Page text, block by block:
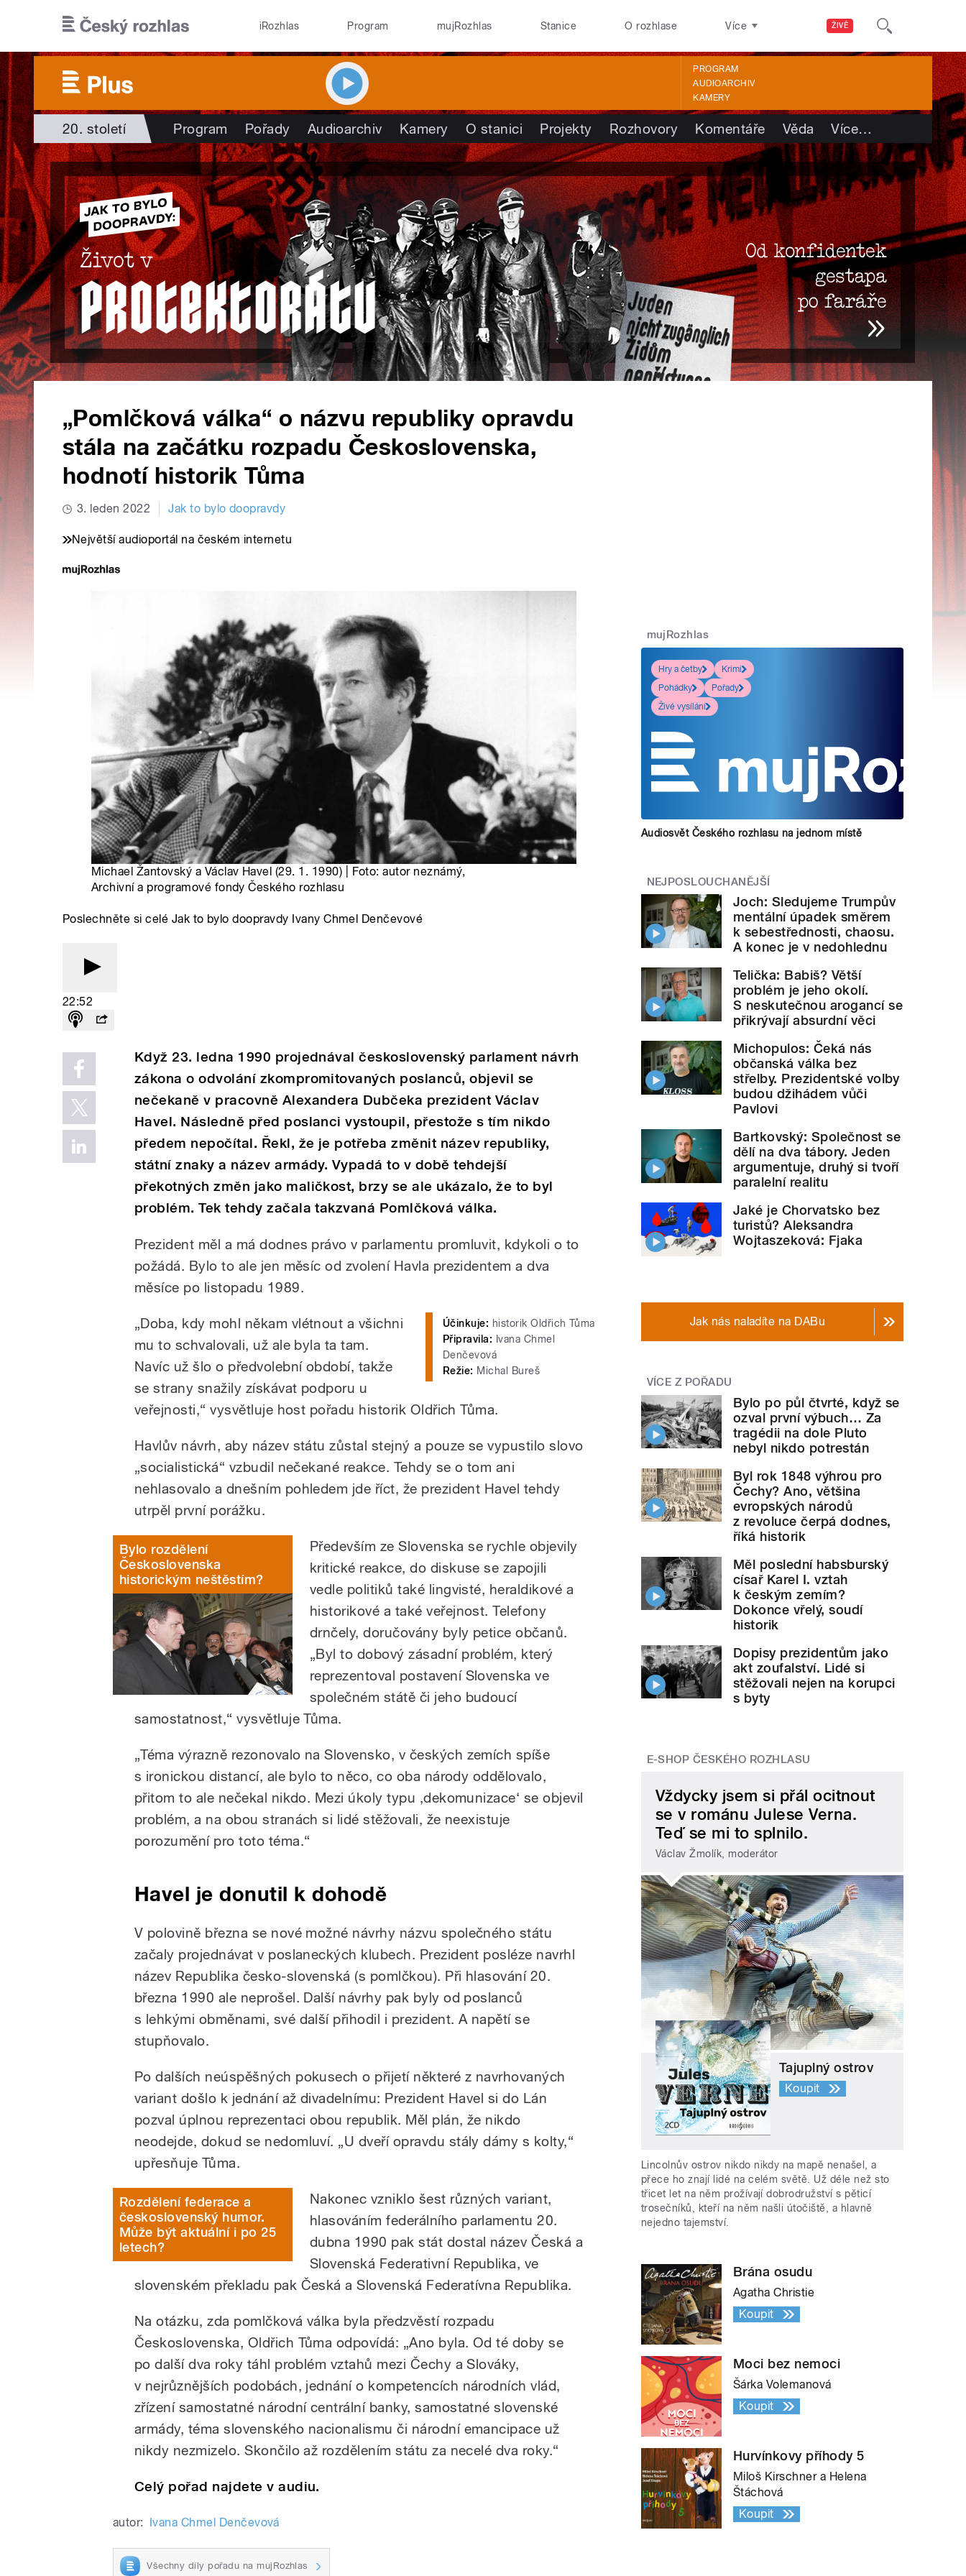
ŽIVĚ
iRozhlas Program mujRozhlas Stanice O rozhlase Více
PROGRAM
AUDIOARCHIV
KAMERY
20. století Program Pořady Audioarchiv Kamery O stanici Projekty Rozhovory Komentáře Věda Více…
„Pomlčková válka“ o názvu republiky opravdu
stála na začátku rozpadu Československa,
hodnotí historik Tůma
3. leden 2022 Jak to bylo doopravdy
Největší audioportál na českém internetu
Michael Žantovský a Václav Havel (29. 1. 1990) | Foto: autor neznámý,
Archivní a programové fondy Českého rozhlasu
Poslechněte si celé Jak to bylo doopravdy Ivany Chmel Denčevové
22:52
Když 23. ledna 1990 projednával československý parlament návrh
zákona o odvolání zkompromitovaných poslanců, objevil se
nečekaně v pracovně Alexandera Dubčeka prezident Václav
Havel. Následně před poslanci vystoupil, přestože s tím nikdo
předem nepočítal. Řekl, že je potřeba změnit název republiky,
státní znaky a název armády. Vypadá to v době tehdejší
překotných změn jako maličkost, brzy se ale ukázalo, že to byl
problém. Tek tehdy začala takzvaná Pomlčková válka.
Prezident měl a má dodnes právo v parlamentu promluvit, kdykoli o to
požádá. Bylo to ale jen měsíc od zvolení Havla prezidentem a dva
měsíce po listopadu 1989.
Účinkuje: historik Oldřich Tůma
Připravila: Ivana Chmel
Denčevová
Režie: Michal Bureš
„Doba, kdy mohl někam vlétnout a všichni
mu to schvalovali, už ale byla ta tam.
Navíc už šlo o předvolební období, takže
se strany snažily získávat podporu u
veřejnosti,“ vysvětluje host pořadu historik Oldřich Tůma.
Havlův návrh, aby název státu zůstal stejný a pouze se vypustilo slovo
„socialistická“ vzbudil nečekané reakce. Tehdy se o tom ani
nehlasovalo a dnešním pohledem jde říct, že prezident Havel tehdy
utrpěl první porážku.
Bylo rozdělení
Československa
historickým neštěstím?
Především ze Slovenska se rychle objevily
kritické reakce, do diskuse se zapojili
vedle politiků také lingvisté, heraldikové a
historikové a také veřejnost. Telefony
drnčely, doručovány byly petice občanů.
„Byl to dobový zásadní problém, který
reprezentoval postavení Slovenska ve
společném státě či jeho budoucí
samostatnost,“ vysvětluje Tůma.
„Téma výrazně rezonovalo na Slovensko, v českých zemích spíše
s ironickou distancí, ale bylo to něco, co oba národy oddělovalo,
přitom to ale nečekal nikdo. Mezi úkoly typu ,dekomunizace‘ se objevil
problém, a na obou stranách si lidé stěžovali, že neexistuje
porozumění pro toto téma.“
Havel je donutil k dohodě
V polovině března se nové možné návrhy názvu společného státu
začaly projednávat v poslaneckých klubech. Prezident posléze navrhl
název Republika česko-slovenská (s pomlčkou). Při hlasování 20.
března 1990 ale neprošel. Další návrhy pak byly od poslanců
s lehkými obměnami, své další přihodil i prezident. A napětí se
stupňovalo.
Po dalších neúspěšných pokusech o přijetí některé z navrhovaných
variant došlo k jednání až divadelnímu: Prezident Havel si do Lán
pozval úplnou reprezentaci obou republik. Měl plán, že nikdo
neodejde, dokud se nedomluví. „U dveří opravdu stály dámy s kolty,“
upřesňuje Tůma.
Rozdělení federace a
československý humor.
Může být aktuální i po 25
letech?
Nakonec vzniklo šest různých variant,
hlasováním federálního parlamentu 20.
dubna 1990 pak stát dostal název Česká a
Slovenská Federativní Republika, ve
slovenském překladu pak Česká a Slovenská Federatívna Republika.
Na otázku, zda pomlčková válka byla předzvěstí rozpadu
Československa, Oldřich Tůma odpovídá: „Ano byla. Od té doby se
po další dva roky táhl problém vztahů mezi Čechy a Slováky,
v nejrůznějších podobách, jednání o kompetencích národních vlád,
zřízení samostatné národní centrální banky, samostatné slovenské
armády, téma slovenského nacionalismu či národní emancipace už
nikdy nezmizelo. Skončilo až rozdělením státu za necelé dva roky.“
Celý pořad najdete v audiu.
autor: Ivana Chmel Denčevová
Všechny díly pořadu na mujRozhlas
mujRozhlas
Hry a četby
Krimi
Pohádky
Pořady
Živé vysílání
Audiosvět Českého rozhlasu na jednom místě
NEJPOSLOUCHANĚJŠÍ
Joch: Sledujeme Trumpův
mentální úpadek směrem
k sebestřednosti, chaosu.
A konec je v nedohlednu
Telička: Babiš? Větší
problém je jeho okolí.
S neskutečnou arogancí se
přikrývají absurdní věci
Michopulos: Čeká nás
občanská válka bez
střelby. Prezidentské volby
budou džihádem vůči
Pavlovi
Bartkovský: Společnost se
dělí na dva tábory. Jeden
argumentuje, druhý si tvoří
paralelní realitu
Jaké je Chorvatsko bez
turistů? Aleksandra
Wojtaszeková: Fjaka
Jak nás naladíte na DABu
VÍCE Z POŘADU
Bylo po půl čtvrté, když se
ozval první výbuch… Za
tragédii na dole Pluto
nebyl nikdo potrestán
Byl rok 1848 výhrou pro
Čechy? Ano, většina
evropských národů
z revoluce čerpá dodnes,
říká historik
Měl poslední habsburský
císař Karel I. vztah
k českým zemím?
Dokonce vřelý, soudí
historik
Dopisy prezidentům jako
akt zoufalství. Lidé si
stěžovali nejen na korupci
s byty
E-SHOP ČESKÉHO ROZHLASU
Vždycky jsem si přál ocitnout
se v románu Julese Verna.
Teď se mi to splnilo.
Václav Žmolík, moderátor
Tajuplný ostrov
Koupit
Lincolnův ostrov nikdo nikdy na mapě nenašel, a
přece ho znají lidé na celém světě. Už déle než sto
třicet let na něm prožívají dobrodružství s pěticí
trosečníků, kteří na něm našli útočiště, a hlavně
nejedno tajemství.
Brána osudu
Agatha Christie
Koupit
Moci bez nemoci
Šárka Volemanová
Koupit
Hurvínkovy příhody 5
Miloš Kirschner a Helena
Štáchová
Koupit